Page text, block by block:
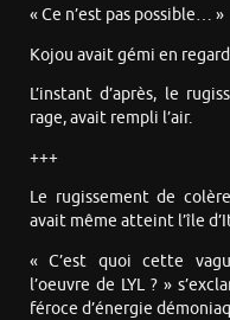
« Ce n’est pas possible… »
Kojou avait gémi en
L’instant d’après, le
rage, avait rempli l’air.
+++
Le rugissement de
avait même atteint l’île
« C’est quoi cette
l’oeuvre de LYL ? »
féroce d’énergie